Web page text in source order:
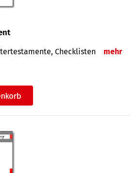
Checklisten mehr